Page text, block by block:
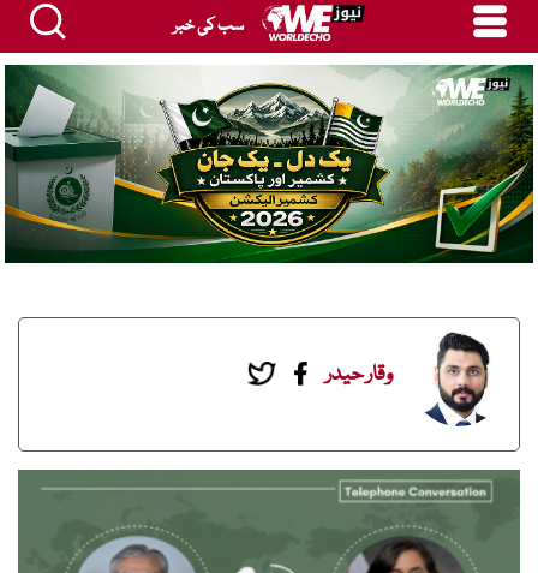
سب کی خبر
وقار حیدر